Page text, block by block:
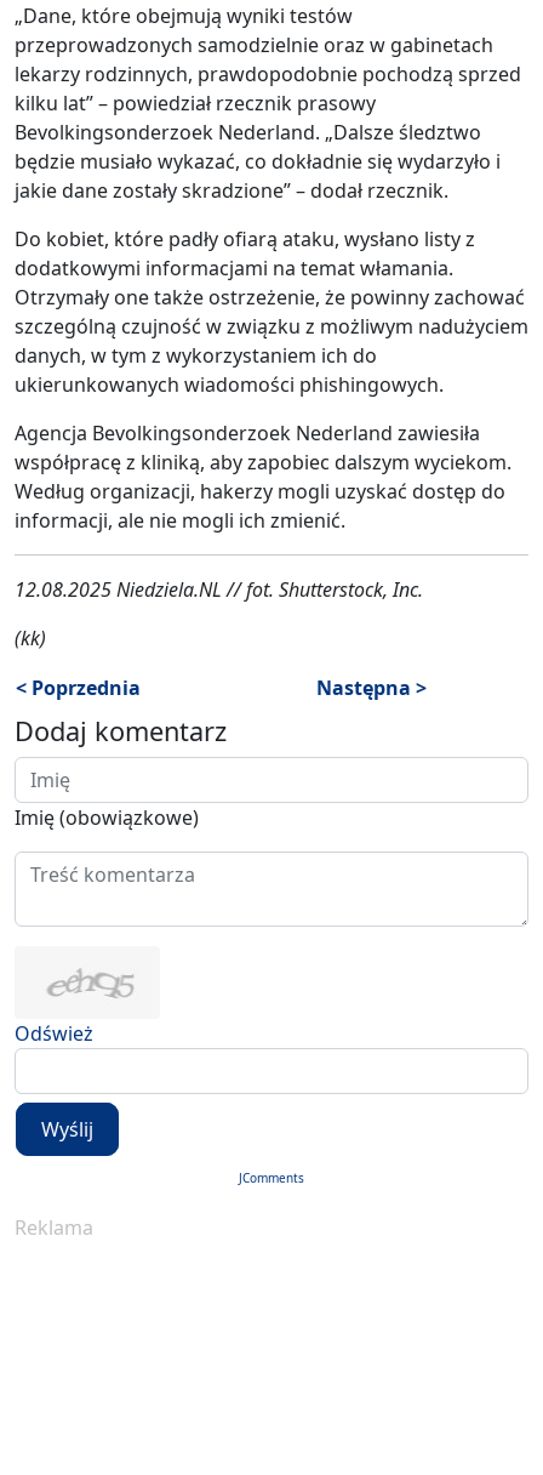
„Dane, które obejmują wyniki testów
przeprowadzonych samodzielnie oraz w gabinetach
lekarzy rodzinnych, prawdopodobnie pochodzą sprzed
kilku lat” – powiedział rzecznik prasowy
Bevolkingsonderzoek Nederland. „Dalsze śledztwo
będzie musiało wykazać, co dokładnie się wydarzyło i
jakie dane zostały skradzione” – dodał rzecznik.
Do kobiet, które padły ofiarą ataku, wysłano listy z
dodatkowymi informacjami na temat włamania.
Otrzymały one także ostrzeżenie, że powinny zachować
szczególną czujność w związku z możliwym nadużyciem
danych, w tym z wykorzystaniem ich do
ukierunkowanych wiadomości phishingowych.
Agencja Bevolkingsonderzoek Nederland zawiesiła
współpracę z kliniką, aby zapobiec dalszym wyciekom.
Według organizacji, hakerzy mogli uzyskać dostęp do
informacji, ale nie mogli ich zmienić.
12.08.2025 Niedziela.NL // fot. Shutterstock, Inc.
(kk)
< Poprzednia
Następna >
Dodaj komentarz
Imię (obowiązkowe)
Odśwież
Wyślij
JComments
Reklama